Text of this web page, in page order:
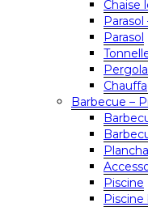
Chaise
Parasol
Parasol
Pergola
Barbecue –
Plancha
Piscine
Piscine